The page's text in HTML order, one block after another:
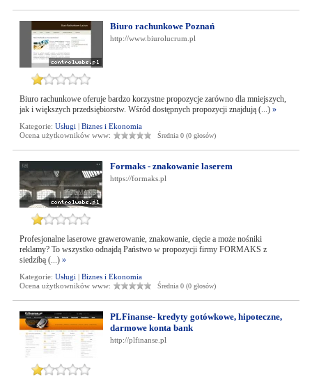
Biuro rachunkowe Poznań
http://www.biurolucrum.pl
Biuro rachunkowe oferuje bardzo korzystne propozycje zarówno dla mniejszych,
jak i większych przedsiębiorstw. Wśród dostępnych propozycji znajdują (...) »
Kategorie: Usługi | Biznes i Ekonomia
Ocena użytkowników www:
Średnia 0 (0 głosów)
Formaks - znakowanie laserem
https://formaks.pl
Profesjonalne laserowe grawerowanie, znakowanie, cięcie a może nośniki
reklamy? To wszystko odnajdą Państwo w propozycji firmy FORMAKS z
siedzibą (...) »
Kategorie: Usługi | Biznes i Ekonomia
Ocena użytkowników www:
Średnia 0 (0 głosów)
PLFinanse- kredyty gotówkowe, hipoteczne,
darmowe konta bank
http://plfinanse.pl